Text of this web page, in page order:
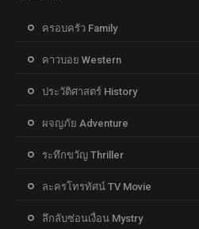
ครอบครัว Family
คาวบอย Western
ประวัติศาสตร์ History
ผจญภัย Adventure
ระทึกขวัญ Thriller
ละครโทรทัศน์ TV Movie
ลึกลับซ่อนเงื่อน Mystry